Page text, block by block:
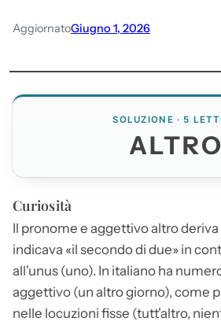
AggiornatoGiugno 1, 2026
SOLUZIONE · 5
ALTRO
Curiosità
Il pronome e aggettivoaltroderiva
indicava «il secondo di due» in
all'unus (uno). In italiano ha
aggettivo (un altrogiorno), come
nelle locuzioni fisse (tutt'altro,